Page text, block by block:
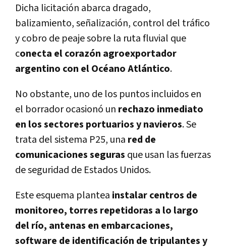
Dicha licitación abarca dragado,
balizamiento, señalización, control del tráfico
y cobro de peaje sobre la ruta fluvial que
conecta el corazón agroexportador
argentino con el Océano Atlántico.
No obstante, uno de los puntos incluidos en
el borrador ocasionó un rechazo inmediato
en los sectores portuarios y navieros. Se
trata del sistema P25, una red de
comunicaciones seguras que usan las fuerzas
de seguridad de Estados Unidos.
Este esquema plantea instalar centros de
monitoreo, torres repetidoras a lo largo
del río, antenas en embarcaciones,
software de identificación de tripulantes y